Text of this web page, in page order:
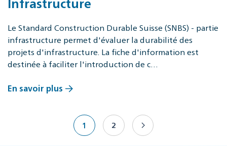
Le Standard Construction Durable Suisse (SNBS) - partie
infrastructure permet d'évaluer la durabilité des
projets d'infrastructure. La fiche d'information est
destinée à faciliter l'introduction de c…
En savoir plus
1 2